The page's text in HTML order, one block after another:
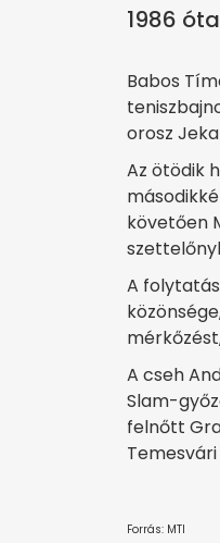
1986
Babos
orosz
Az ötödik
követően
A
A cseh
Slam-
felnőtt
Forrás: MTI